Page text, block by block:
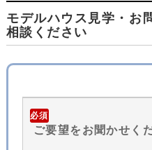
モデルハウス見学・お
相談ください
必須
ご要望をお聞かせく